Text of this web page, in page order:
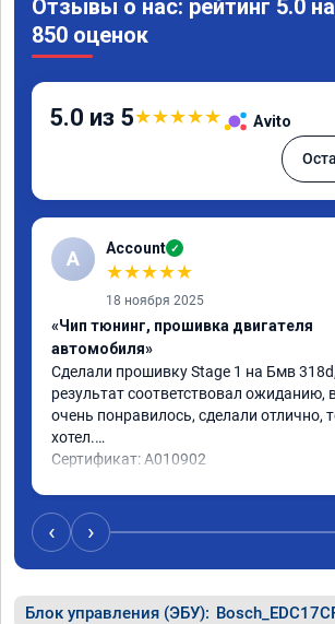
Отзывы о нас: рейтинг 5.0
850 оценок
5.0 из 5★★★★★ Avito
A Account ✓
★★★★★
18 ноября 2025
«Чип тюнинг, прошивка двигателя
автомобиля»
Сделали прошивку Stage 1 на Бмв 318d,
результат соответствовал ожиданию,
очень понравилось, сделали отлично,
хотел.
Сертификат: A010902
‹ ›
Блок управления (ЭБУ):